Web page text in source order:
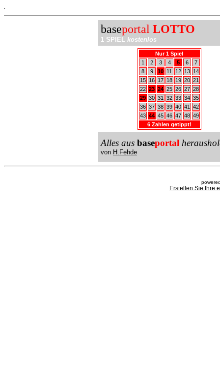
baseportal LOTTO
1 SPIEL kostenlos
Nur 1 Spiel
1
2 3 4 5 6
7
8
9 10 11 12 13
14
15
16 17 18 19 20 21
22 23 24 25 26 27 28
29 30 31 32 33 34 35
36 37 38 39 40 41
42
43 44 45 46 47 48 49
6 Zahlen getippt!
Alles aus baseportal
von H.Fehde
Erstellen Sie Ihre